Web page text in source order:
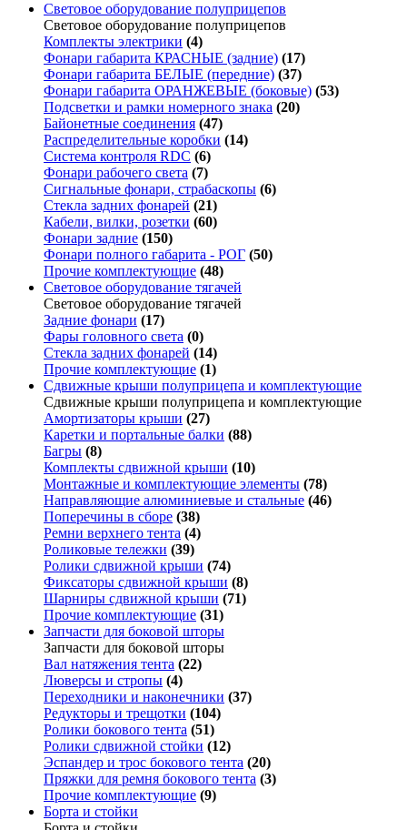
Световое оборудование полуприцепов
Световое оборудование полуприцепов
Комплекты электрики (4)
Фонари габарита КРАСНЫЕ (задние) (17)
Фонари габарита БЕЛЫЕ (передние) (37)
Фонари габарита ОРАНЖЕВЫЕ (боковые) (53)
Подсветки и рамки номерного знака (20)
Байонетные соединения (47)
Распределительные коробки (14)
Система контроля RDC (6)
Фонари рабочего света (7)
Сигнальные фонари, страбаскопы (6)
Стекла задних фонарей (21)
Кабели, вилки, розетки (60)
Фонари задние (150)
Фонари полного габарита - РОГ (50)
Прочие комплектующие (48)
Световое оборудование тягачей
Световое оборудование тягачей
Задние фонари (17)
Фары головного света (0)
Стекла задних фонарей (14)
Прочие комплектующие (1)
Сдвижные крыши полуприцепа и комплектующие
Сдвижные крыши полуприцепа и комплектующие
Амортизаторы крыши (27)
Каретки и портальные балки (88)
Багры (8)
Комплекты сдвижной крыши (10)
Монтажные и комплектующие элементы (78)
Направляющие алюминиевые и стальные (46)
Поперечины в сборе (38)
Ремни верхнего тента (4)
Роликовые тележки (39)
Ролики сдвижной крыши (74)
Фиксаторы сдвижной крыши (8)
Шарниры сдвижной крыши (71)
Прочие комплектующие (31)
Запчасти для боковой шторы
Запчасти для боковой шторы
Вал натяжения тента (22)
Люверсы и стропы (4)
Переходники и наконечники (37)
Редукторы и трещотки (104)
Ролики бокового тента (51)
Ролики сдвижной стойки (12)
Эспандер и трос бокового тента (20)
Пряжки для ремня бокового тента (3)
Прочие комплектующие (9)
Борта и стойки